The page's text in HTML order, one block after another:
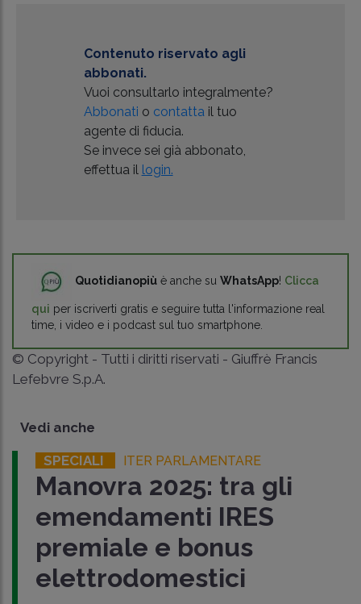
Contenuto riservato agli
abbonati.
Vuoi consultarlo integralmente?
Abbonati o contatta il tuo
agente di fiducia.
Se invece sei già abbonato,
effettua il login.
Quotidianopiù è anche su WhatsApp! Clicca
qui per iscriverti gratis e seguire tutta l'informazione real
time, i video e i podcast sul tuo smartphone.
© Copyright - Tutti i diritti riservati - Giuffrè Francis
Lefebvre S.p.A.
Vedi anche
SPECIALI ITER PARLAMENTARE
Manovra 2025: tra gli
emendamenti IRES
premiale e bonus
elettrodomestici